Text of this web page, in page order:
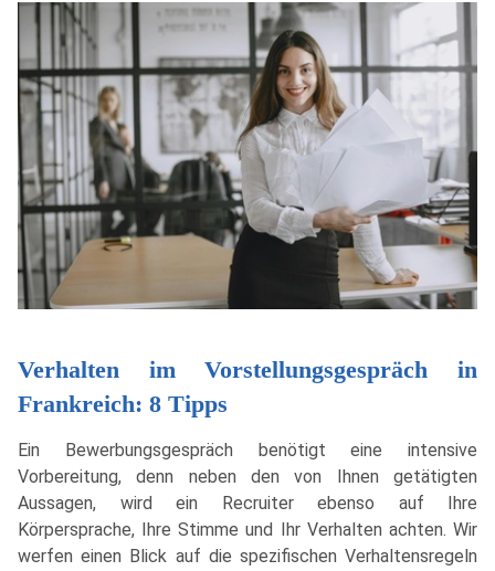
Verhalten im Vorstellungsgespräch in
Frankreich: 8 Tipps
Ein Bewerbungsgespräch benötigt eine intensive
Vorbereitung, denn neben den von Ihnen getätigten
Aussagen, wird ein Recruiter ebenso auf Ihre
Körpersprache, Ihre Stimme und Ihr Verhalten achten. Wir
werfen einen Blick auf die spezifischen Verhaltensregeln